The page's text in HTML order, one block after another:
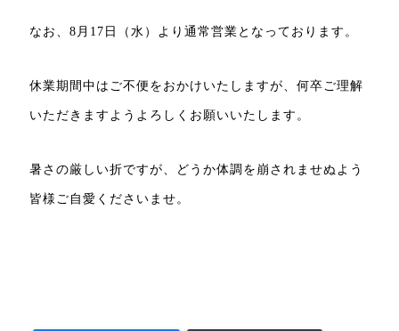
なお、8月17日（水）より通常営業となっております。
休業期間中はご不便をおかけいたしますが、何卒ご理解
いただきますようよろしくお願いいたします。
暑さの厳しい折ですが、どうか体調を崩されませぬよう
皆様ご自愛くださいませ。